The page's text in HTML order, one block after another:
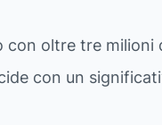
oltre tre milioni
con un